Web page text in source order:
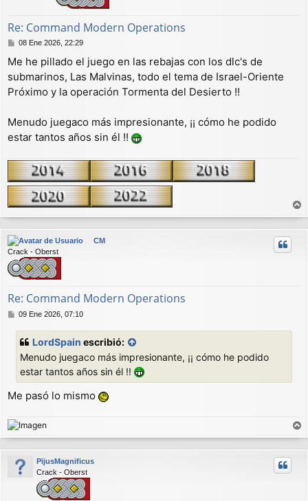
Re: Command Modern Operations
M
n
s
j
08 Ene 2026, 22:29
Me he pillado el juego en las rebajas con los dlc's de
submarinos, Las Malvinas, todo el tema de Israel-Oriente
Próximo y la operación Tormenta del Desierto !!
Menudo juegaco más impresionante, ¡¡ cómo he podido
estar tantos años sin él !!
r
r
CM
Crack - Oberst
Re: Command Modern Operations
M
09 Ene 2026, 07:10
LordSpain escribió:
Menudo juegaco más impresionante, ¡¡ cómo he podido
estar tantos años sin él !!
Me pasó lo mismo
r
r
PijusMagnificus
Crack - Oberst